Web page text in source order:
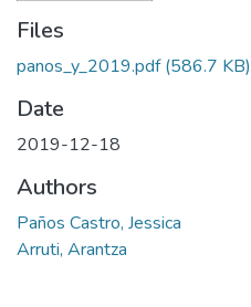
Files
panos_y_2019.pdf(586.7 KB)
Date
2019-12-18
Authors
Paños Castro, Jessica
Arruti, Arantza